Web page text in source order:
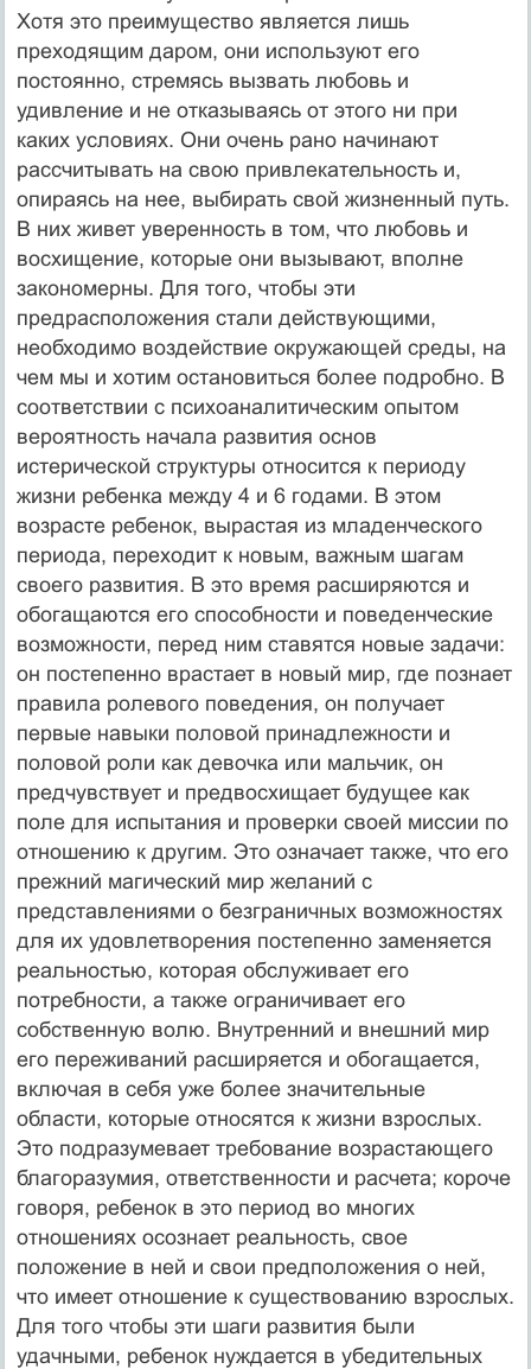
Хотя это преимущество является лишь
преходящим даром, они используют его
постоянно, стремясь вызвать любовь и
удивление и не отказываясь от этого ни при
каких условиях. Они очень рано начинают
рассчитывать на свою привлекательность и,
опираясь на нее, выбирать свой жизненный путь.
В них живет уверенность в том, что любовь и
восхищение, которые они вызывают, вполне
закономерны. Для того, чтобы эти
предрасположения стали действующими,
необходимо воздействие окружающей среды, на
чем мы и хотим остановиться более подробно. В
соответствии с психоаналитическим опытом
вероятность начала развития основ
истерической структуры относится к периоду
жизни ребенка между 4 и 6 годами. В этом
возрасте ребенок, вырастая из младенческого
периода, переходит к новым, важным шагам
своего развития. В это время расширяются и
обогащаются его способности и поведенческие
возможности, перед ним ставятся новые задачи:
он постепенно врастает в новый мир, где познает
правила ролевого поведения, он получает
первые навыки половой принадлежности и
половой роли как девочка или мальчик, он
предчувствует и предвосхищает будущее как
поле для испытания и проверки своей миссии по
отношению к другим. Это означает также, что его
прежний магический мир желаний с
представлениями о безграничных возможностях
для их удовлетворения постепенно заменяется
реальностью, которая обслуживает его
потребности, а также ограничивает его
собственную волю. Внутренний и внешний мир
его переживаний расширяется и обогащается,
включая в себя уже более значительные
области, которые относятся к жизни взрослых.
Это подразумевает требование возрастающего
благоразумия, ответственности и расчета; короче
говоря, ребенок в это период во многих
отношениях осознает реальность, свое
положение в ней и свои предположения о ней,
что имеет отношение к существованию взрослых.
Для того чтобы эти шаги развития были
удачными, ребенок нуждается в убедительных